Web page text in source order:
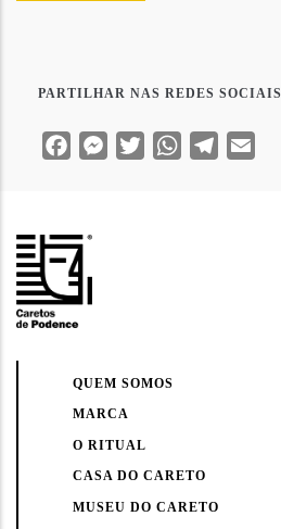
PARTILHAR NAS REDES SOCIAIS
FacebookMessenger
Twitter WhatsAppTelegram
QUEM SOMOS
MARCA
O RITUAL
CASA DO CARETO
MUSEU DO CARETO